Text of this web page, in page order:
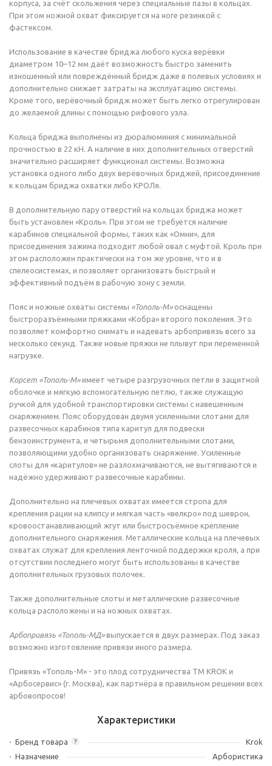
корпуса, за счёт скольжения через специальные пазы в кольцах.
При этом ножной охват фиксируется на ноге резинкой с
фастексом.
Использование в качестве бриджа любого куска верёвки
диаметром 10–12 мм даёт возможность быстро заменить
изношенный или повреждённый бридж даже в полевых условиях и
дополнительно снижает затраты на эксплуатацию системы.
Кроме того, верёвочный бридж может быть легко отрегулирован
до желаемой длины с помощью рифового узла.
Кольца бриджа выполнены из дюралюминия с минимальной
прочностью в 22 кН. А наличие в них дополнительных отверстий
значительно расширяет функционал системы. Возможна
установка одного либо двух верёвочных бриджей, присоединение
к кольцам бриджа охватки либо КРОЛя.
В дополнительную пару отверстий на кольцах бриджа может
быть установлен «Кроль». При этом не требуется наличие
карабинов специальной формы, таких как «Омни», для
присоединения зажима подходит любой овал с муфтой. Кроль при
этом расположен практически на том же уровне, что и в
спелеосистемах, и позволяет организовать быстрый и
эффективный подъём в рабочую зону с земли.
Пояс и ножные охваты системы «Тополь-М»оснащены
быстроразъёмными пряжками «Кобра» второго поколения. Это
позволяет комфортно снимать и надевать арбопривязь всего за
несколько секунд. Также новые пряжки не плывут при переменной
нагрузке.
Корсет «Тополь-М»имеет четыре разгрузочных петли в защитной
оболочке и мягкую вспомогательную петлю, также служащую
ручкой для удобной транспортировки системы с навешенным
снаряжением. Пояс оборудован двумя усиленными слотами для
развесочных карабинов типа каритул для подвески
бензоинструмента, и четырьмя дополнительными слотами,
позволяющими удобно организовать снаряжение. Усиленные
слоты для «каритулов» не разлохмачиваются, не вытягиваются и
надёжно удерживают развесочные карабины.
Дополнительно на плечевых охватах имеется стропа для
крепления рации на клипсу и мягкая часть «велкро» под шеврон,
кровоостанавливающий жгут или быстросъёмное крепление
дополнительного снаряжения. Металлические кольца на плечевых
охватах служат для крепления ленточной поддержки кроля, а при
отсутствии последнего могут быть использованы в качестве
дополнительных грузовых полочек.
Также дополнительные слоты и металлические развесочные
кольца расположены и на ножных охватах.
Арбопривязь «Тополь-МД»выпускается в двух размерах. Под заказ
возможно изготовление привязи иного размера.
Привязь «Тополь-М» - это плод сотрудничества ТМ KROK и
«Арбосервис» (г. Москва), как партнёра в правильном решении всех
арбовопросов!
Характеристики
?
Бренд товара
Krok
Назначение
Арбористика